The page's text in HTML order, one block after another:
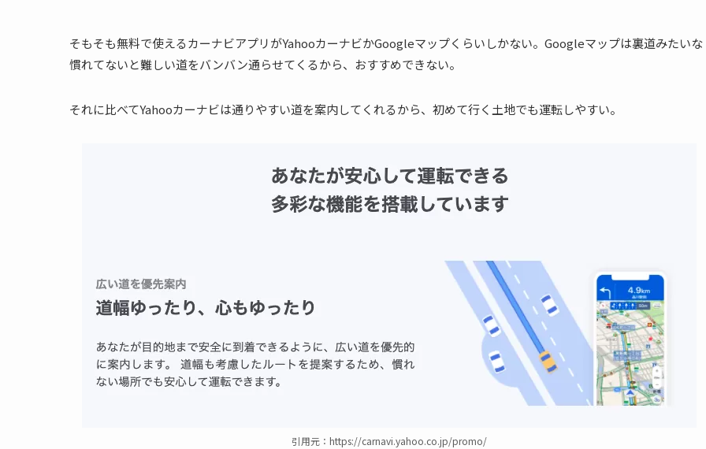
そもそも無料で使えるカーナビアプリがYahooカーナビかGoogleマップくらいしかない。Googleマップは裏道みたいな
慣れてないと難しい道をバンバン通らせてくるから、おすすめできない。
それに比べてYahooカーナビは通りやすい道を案内してくれるから、初めて行く土地でも運転しやすい。
引用元：https://carnavi.yahoo.co.jp/promo/